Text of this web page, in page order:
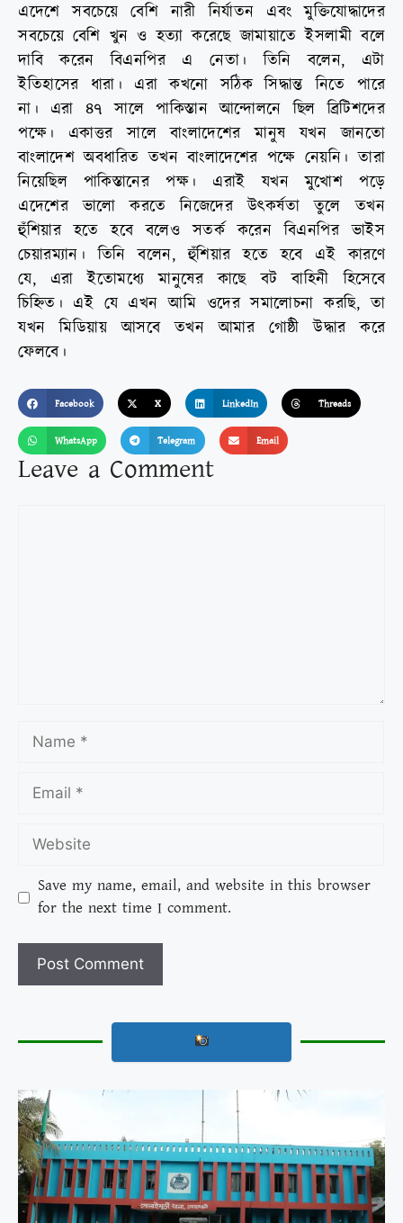
এদেশে সবচেয়ে বেশি নারী নির্যাতন এবং মুক্তিযোদ্ধাদের
সবচেয়ে বেশি খুন ও হত্যা করেছে জামায়াতে ইসলামী বলে
দাবি করেন বিএনপির এ নেতা। তিনি বলেন, এটা
ইতিহাসের ধারা। এরা কখনো সঠিক সিদ্ধান্ত নিতে পারে
না। এরা ৪৭ সালে পাকিস্তান আন্দোলনে ছিল ব্রিটিশদের
পক্ষে। একাত্তর সালে বাংলাদেশের মানুষ যখন জানতো
বাংলাদেশ অবধারিত তখন বাংলাদেশের পক্ষে নেয়নি। তারা
নিয়েছিল পাকিস্তানের পক্ষ। এরাই যখন মুখোশ পড়ে
এদেশের ভালো করতে নিজেদের উৎকর্ষতা তুলে তখন
হুঁশিয়ার হতে হবে বলেও সতর্ক করেন বিএনপির ভাইস
চেয়ারম্যান। তিনি বলেন, হুঁশিয়ার হতে হবে এই কারণে
যে, এরা ইতোমধ্যে মানুষের কাছে বট বাহিনী হিসেবে
চিহ্নিত। এই যে এখন আমি ওদের সমালোচনা করছি, তা
যখন মিডিয়ায় আসবে তখন আমার গোষ্ঠী উদ্ধার করে
ফেলবে।
Facebook X LinkedIn Threads
WhatsApp Telegram Email
Leave a Comment
Save my name, email, and website in this browser
for the next time I comment.